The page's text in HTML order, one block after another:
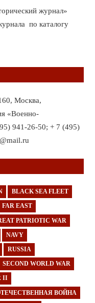
журнал»
по каталогу
Москва,
«Военно-
941-26-50; + 7 (495)
BLACK SEA FLEET
FAR EAST
PATRIOTIC WAR
NAVY
RUSSIA
SECOND WORLD WAR
II
ВОЙНА